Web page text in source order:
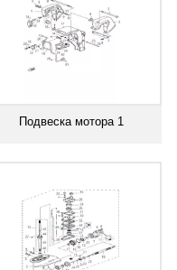
Подвеска мотора 1